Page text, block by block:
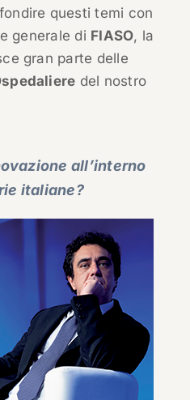
questi temi con
generale di FIASO, la
gran parte delle
del nostro
all’interno
italiane?